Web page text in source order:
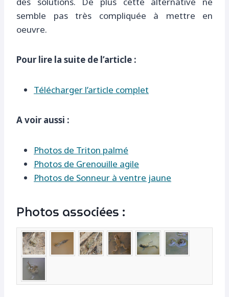
semble pas très compliquée à mettre en
oeuvre.
Pour lire la suite de l’article :
Télécharger l’article complet
A voir aussi :
Photos de Triton palmé
Photos de Grenouille agile
Photos de Sonneur à ventre jaune
Photos associées :